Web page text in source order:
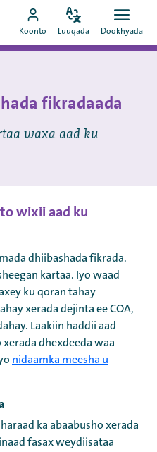
Booqo
akoonka
Koonto
Bedel
Luuqada
Fur
Dookhyada
fikradaada
waxa aad ku
wixii aad ku
dhiibashada fikrada.
kartaa. Iyo waad
ku qoran tahay
xerada dejinta ee COA,
Laakiin haddii aad
dhexdeeda waa
nidaamka meesha u
ka abaabusho xerada
fasax weydiisataa